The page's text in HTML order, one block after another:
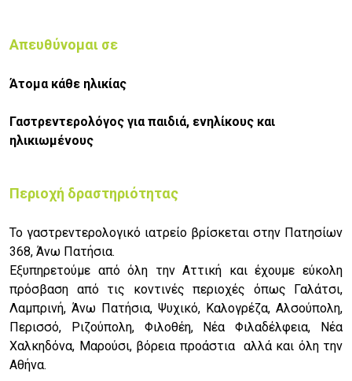
Απευθύνομαι σε
Άτομα κάθε ηλικίας
Γαστρεντερολόγος για παιδιά, ενηλίκους και
ηλικιωμένους
Περιοχή δραστηριότητας
Το γαστρεντερολογικό ιατρείο βρίσκεται στην Πατησίων
368, Άνω Πατήσια.
Εξυπηρετούμε από όλη την Αττική και έχουμε εύκολη
πρόσβαση από τις κοντινές περιοχές όπως Γαλάτσι,
Λαμπρινή, Άνω Πατήσια, Ψυχικό, Καλογρέζα, Αλσούπολη,
Περισσό, Ριζούπολη, Φιλοθέη, Νέα Φιλαδέλφεια, Νέα
Χαλκηδόνα, Μαρούσι, βόρεια προάστια αλλά και όλη την
Αθήνα.